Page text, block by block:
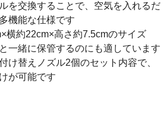
を交換することで、空気を入れるだ
機能な仕様です
横約22cm×高さ約7.5cmのサイズ
一緒に保管するのにも適しています
け替えノズル2個のセット内容で、
が可能です